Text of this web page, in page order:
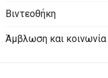
Βιντεοθήκη
Άμβλωση και κοινωνία